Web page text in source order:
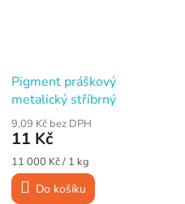
Pigment práškový
metalický stříbrný
9,09 Kč bez DPH
11 Kč
Měrná
cena:
11 000 Kč / 1 kg
Do košíku